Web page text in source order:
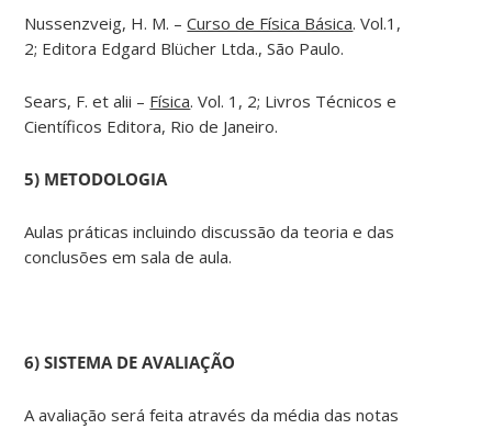
Nussenzveig, H. M. –Curso de Física Básica. Vol.1,
2; Editora Edgard Blücher Ltda., São Paulo.
Sears, F. et alii – Física. Vol. 1, 2; Livros Técnicos e
Científicos Editora, Rio de Janeiro.
5) METODOLOGIA
Aulas práticas incluindo discussão da teoria e das
conclusões em sala de aula.
6) SISTEMA DE AVALIAÇÃO
A avaliação será feita através da média das notas